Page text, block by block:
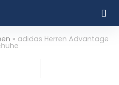
» adidas Herren Advantage